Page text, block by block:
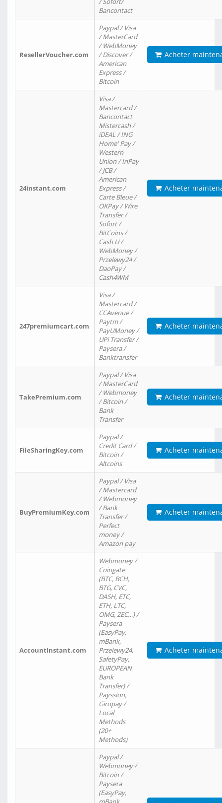
Bancontact
ResellerVoucher.com
Paypal / Visa
/ MasterCard
/ WebMoney
/ Discover /
American
Express /
Bitcoin
Acheter
24instant.com
Visa /
Mastercard /
Bancontact
Mistercash /
iDEAL / ING
Home' Pay /
Western
Union / InPay
/ JCB /
American
Express /
Carte Bleue /
OKPay / Wire
Transfer /
Sofort /
BitCoins /
Cash U /
WebMoney /
Przelewy24 /
DaoPay /
Cash4WM
Acheter
247premiumcart.com
Visa /
Mastercard /
CCAvenue /
Paytm /
PayUMoney /
UPi Transfer /
Paysera /
Banktransfer
Acheter
TakePremium.com
Paypal / Visa
/ MasterCard
/ Webmoney
/ Bitcoin /
Bank
Transfer
Acheter
FileSharingKey.com
Paypal /
Credit Card /
Bitcoin /
Altcoins
Acheter
BuyPremiumKey.com
Paypal / Visa
/ Mastercard
/ Webmoney
/ Bank
Transfer /
Perfect
money /
Amazon pay
Acheter
AccountInstant.com
Webmoney /
Coingate
(BTC, BCH,
BTG, CVC,
DASH, ETC,
ETH, LTC,
OMG, ZEC…) /
Paysera
(EasyPay,
mBank,
Przelewy24,
SafetyPay,
EUROPEAN
Bank
Transfer) /
Payssion,
Giropay /
Local
Methods
(20+
Methods)
Acheter
Paypal /
Webmoney /
Bitcoin /
Paysera
(EasyPay,